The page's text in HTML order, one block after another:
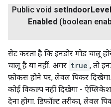
Public void set Indoor Level
Enabled (boolean
सेट करता है कि इनडोर मोड चालू
चालू है या नहीं. अगर true , तो
फ़ोकस होने पर, लेवल पिकर दिखेगा.
कोई विकल्प नहीं दिखेगा -
देना होगा. डिफ़ॉल्ट तरीका, लेवल